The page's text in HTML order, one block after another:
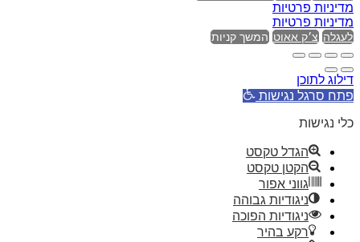
מדיניות פרטיות
מדיניות פרטיות
לעגלה צ׳ק אאוט המשך קניות
דילוג לתוכן
פתח סרגל נגישות
כלי נגישות
הגדל טקסט
הקטן טקסט
גווני אפור
ניגודיות גבוהה
ניגודיות הפוכה
רקע בהיר